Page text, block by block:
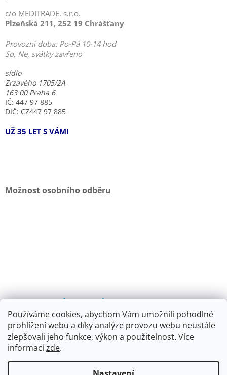
Používáme cookies, abychom Vám umožnili pohodlné
prohlížení webu a díky analýze provozu webu neustále
zlepšovali jeho funkce, výkon a použitelnost.Více
informacízde.
c/o MEDITRADE, s.r.o.
Plzeňská 211, 252 19 Chrášťany
Provozní doba: Po-Pá 10-14 hod
So, Ne, svátky zavřeno
sídlo
Zrzavého 1705/2A
163 00 Praha 6
IČ: 447 97 885
DIČ: CZ447 97 885
UŽ 35 LET S VÁMI
Možnost osobního odběru
I MHD JE TO K NÁM SNADNÉ